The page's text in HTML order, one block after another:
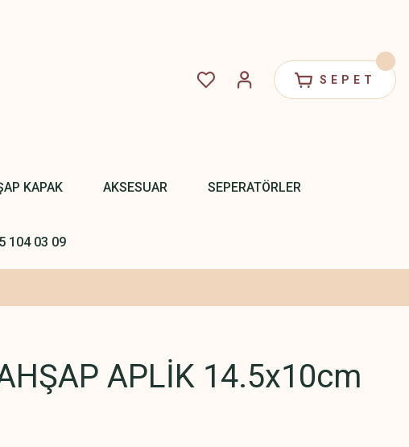
SEPET
KAPAK AKSESUAR SEPERATÖRLER
104 03 09
APLİK 14.5x10cm